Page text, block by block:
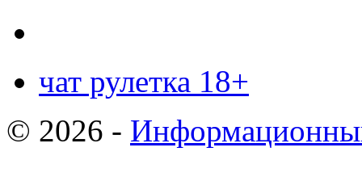
чат рулетка 18+
© 2026 -